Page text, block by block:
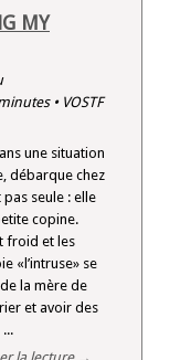
MY
• VOSTF
une situation
débarque chez
pas seule : elle
copine.
froid et les
«l’intruse» se
la mère de
et avoir des